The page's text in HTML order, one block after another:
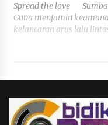
Spread the love
Guna menjamin
kelancaran arus lalu